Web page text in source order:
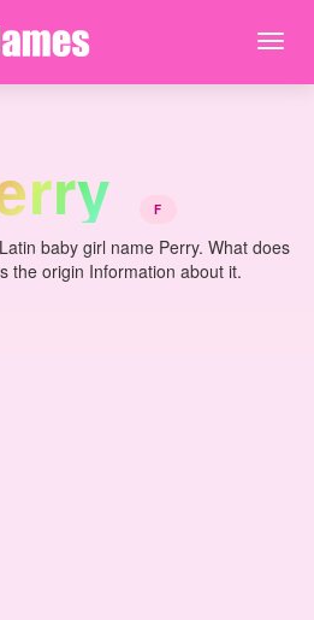
rry F
baby girl name Perry. What does
the origin Information about it.